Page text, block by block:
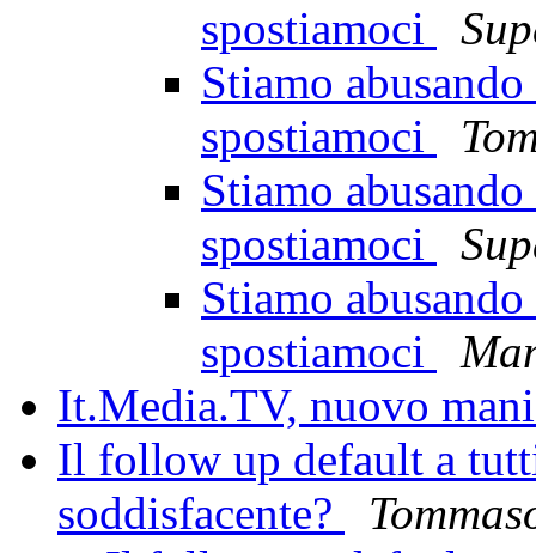
spostiamoci
Stiamo
spostiamoci
Stiamo
spostiamoci
Stiamo
spostiamoci
It.Media.TV, nuovo
Il follow up default a
soddisfacente?